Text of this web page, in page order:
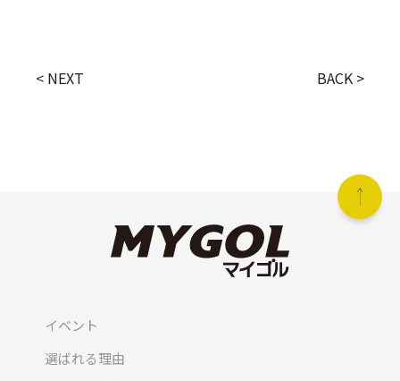
< NEXT BACK >
イベント
選ばれる理由